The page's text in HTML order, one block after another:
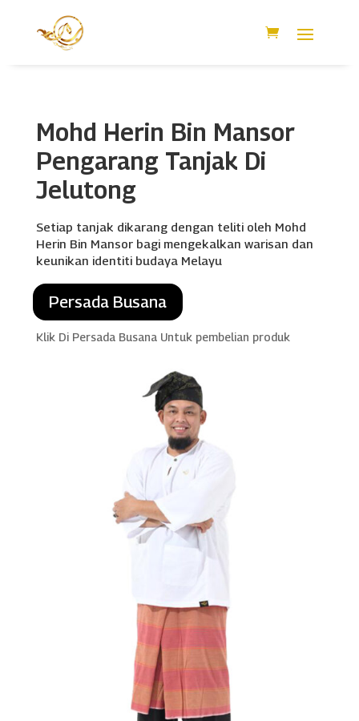
Mohd Herin Bin Mansor
Pengarang Tanjak Di
Jelutong
Setiap tanjak dikarang dengan teliti oleh Mohd
Herin Bin Mansor bagi mengekalkan warisan dan
keunikan identiti budaya Melayu
Persada Busana
Klik Di Persada Busana Untuk pembelian produk